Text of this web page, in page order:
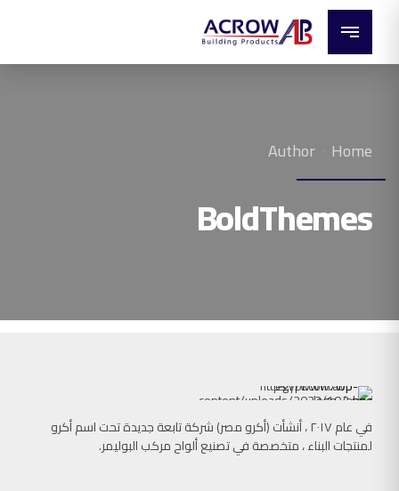
Home
Author
BoldThemes
في عام ٢٠١٧ ، أنشأت (أكرو مصر) شركة تابعة جدیدة تحت اسم أكرو
لمنتجات البناء ، متخصصة في تصنیع ألواح مركب البوليمر.